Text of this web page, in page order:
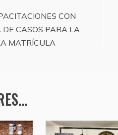
A
p
p
CON
DE CASOS PARA LA
MATRÍCULA